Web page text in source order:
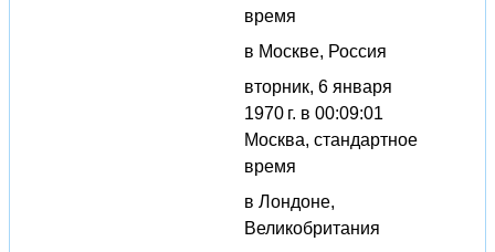
время
в Москве, Россия
вторник, 6 января
1970 г. в 00:09:01
Москва, стандартное
время
в Лондоне,
Великобритания